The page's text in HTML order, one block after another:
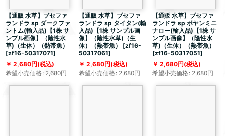
【通販 水草】ブセファ
ランドラ sp ダークファ
ントム(輸入品)【1株 サ
ンプル画像】（陰性水
草)（生体）（熱帯魚）
[zf16-50317071]
2,680円(税込)
希望小売価格: 2,680円
【通販 水草】ブセファ
ランドラ sp タイタン(輸
入品)【1株 サンプル画
像】（陰性水草)（生
体）（熱帯魚）
[zf16-
50317061]
2,680円(税込)
希望小売価格: 2,680円
【通販 水草】ブセファ
ランドラ sp ボヤンミニ
ナロー(輸入品)【1株 サ
ンプル画像】（陰性水
草)（生体）（熱帯魚）
[zf16-50317051]
2,680円(税込)
希望小売価格: 2,680円